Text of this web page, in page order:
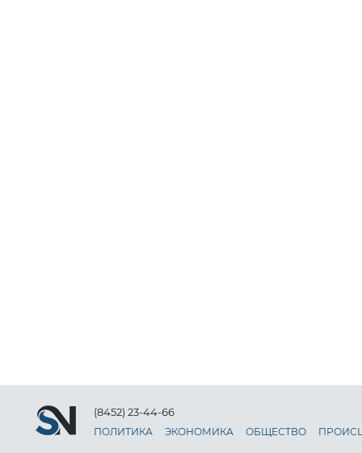
(8452) 23-44-66
ПОЛИТИКА ЭКОНОМИКА ОБЩЕСТВО